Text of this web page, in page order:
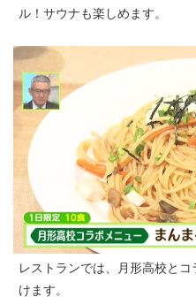
ル！サウナも楽しめます。
レストランでは、月形高校と
けます。